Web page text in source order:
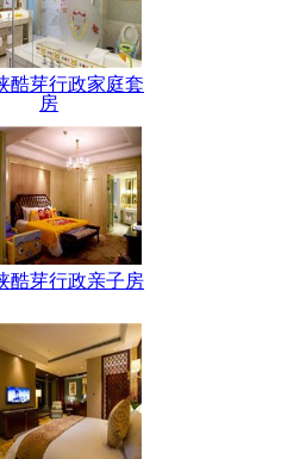
酷芽行政家庭套
房
酷芽行政亲子房